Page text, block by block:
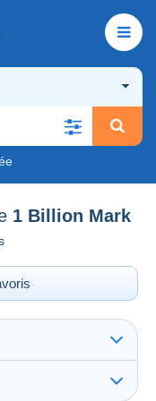
1 Billion Mark